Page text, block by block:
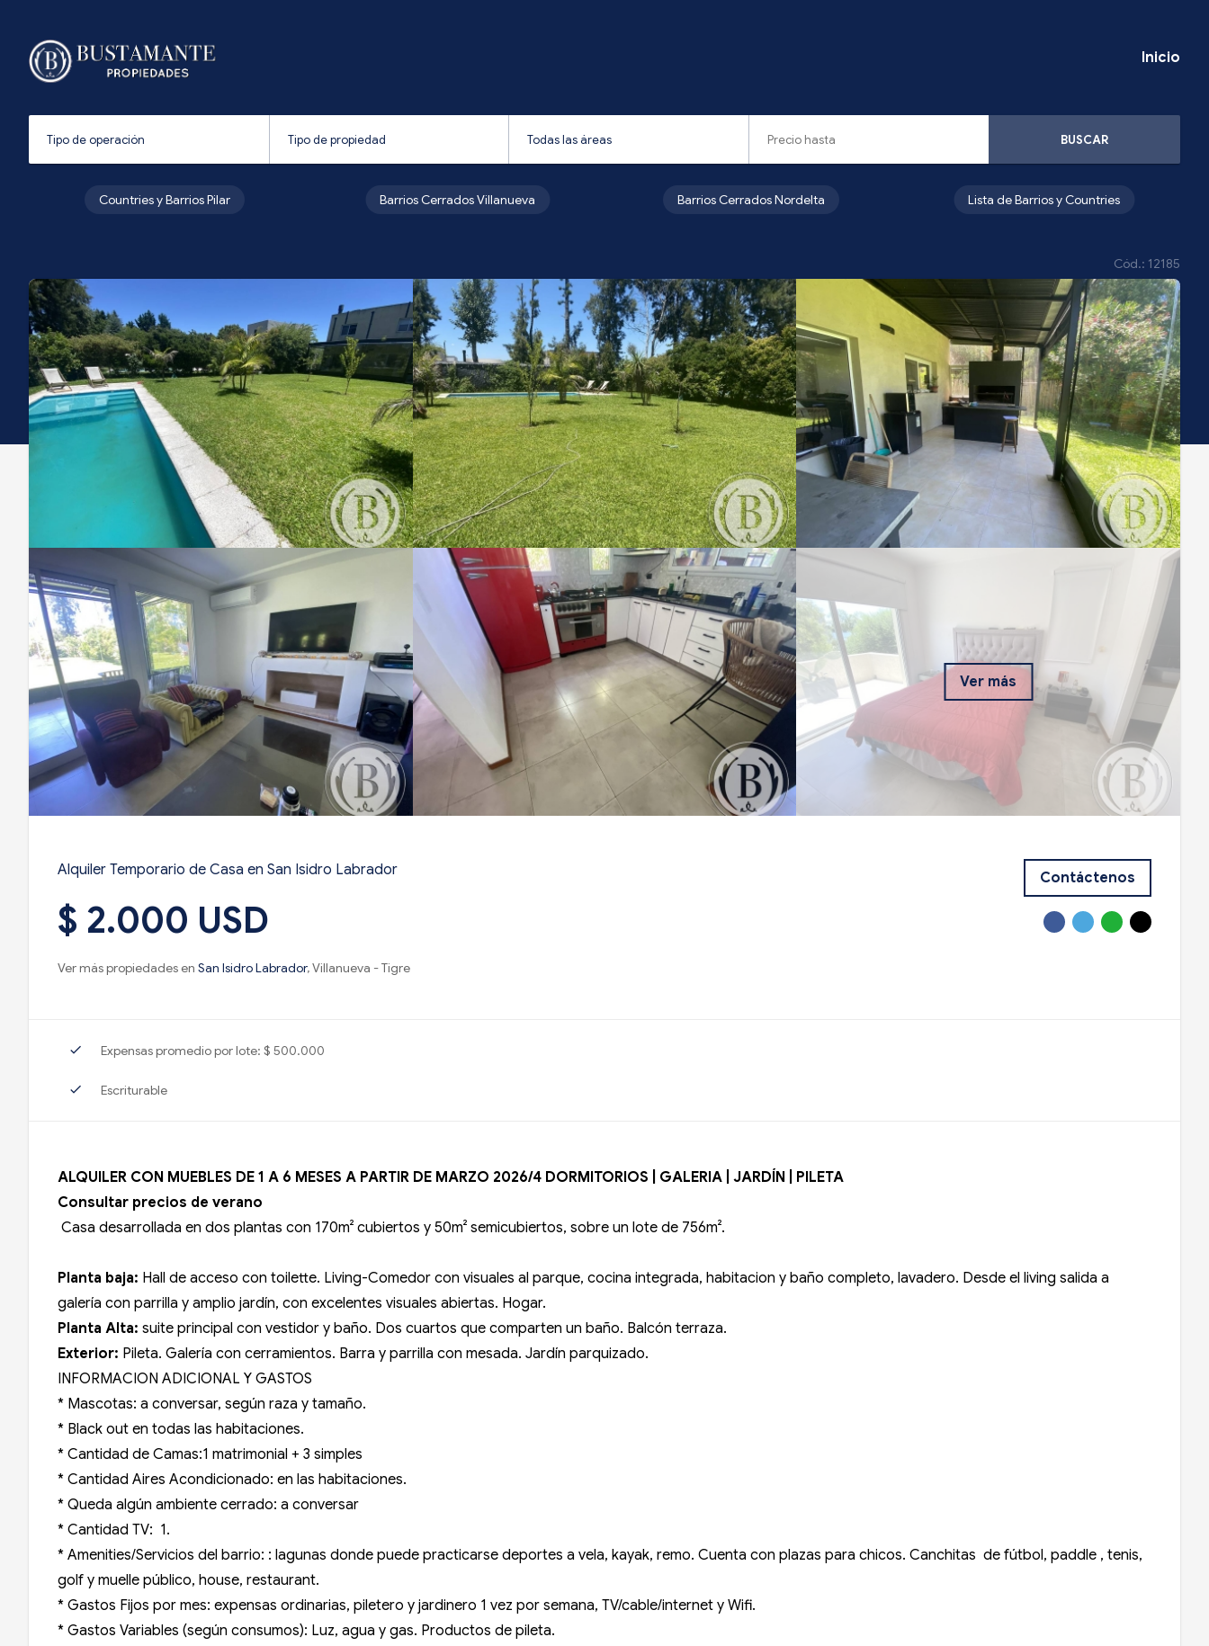
Inicio
BUSCAR
Countries y Barrios Pilar Barrios Cerrados Villanueva Barrios Cerrados Nordelta Lista de Barrios y Countries
Cód.: 12185
Ver más
Alquiler Temporario de Casa en San Isidro Labrador
$ 2.000 USD
Ver más propiedades en San Isidro Labrador, Villanueva - Tigre
Contáctenos
check Expensas promedio por lote: $ 500.000
check Escriturable
ALQUILER CON MUEBLES DE 1 A 6 MESES A PARTIR DE MARZO 2026/4 DORMITORIOS | GALERIA | JARDÍN | PILETA
Consultar precios de verano
Casa desarrollada en dos plantas con 170m² cubiertos y 50m² semicubiertos, sobre un lote de 756m².
Planta baja: Hall de acceso con toilette. Living-Comedor con visuales al parque, cocina integrada, habitacion y baño completo, lavadero. Desde el living salida a
galería con parrilla y amplio jardín, con excelentes visuales abiertas. Hogar.
Planta Alta: suite principal con vestidor y baño. Dos cuartos que comparten un baño. Balcón terraza.
Exterior: Pileta. Galería con cerramientos. Barra y parrilla con mesada. Jardín parquizado.
INFORMACION ADICIONAL Y GASTOS
* Mascotas: a conversar, según raza y tamaño.
* Black out en todas las habitaciones.
* Cantidad de Camas:1 matrimonial + 3 simples
* Cantidad Aires Acondicionado: en las habitaciones.
* Queda algún ambiente cerrado: a conversar
* Cantidad TV: 1.
* Amenities/Servicios del barrio: : lagunas donde puede practicarse deportes a vela, kayak, remo. Cuenta con plazas para chicos. Canchitas de fútbol, paddle , tenis,
golf y muelle público, house, restaurant.
* Gastos Fijos por mes: expensas ordinarias, piletero y jardinero 1 vez por semana, TV/cable/internet y Wifi.
* Gastos Variables (según consumos): Luz, agua y gas. Productos de pileta.